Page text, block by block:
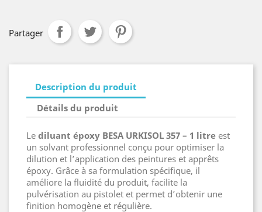
Partager
Description du produit
Détails du produit
Le diluant époxy BESA URKISOL 357 – 1 litre est
un solvant professionnel conçu pour optimiser la
dilution et l’application des peintures et apprêts
époxy. Grâce à sa formulation spécifique, il
améliore la fluidité du produit, facilite la
pulvérisation au pistolet et permet d’obtenir une
finition homogène et régulière.